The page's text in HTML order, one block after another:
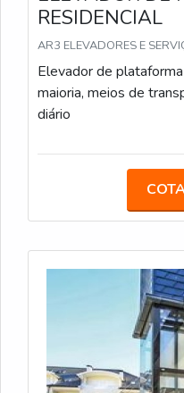
RESIDENCIAL
AR3 ELEVADORES E
Elevador de
maioria, meios de
diário